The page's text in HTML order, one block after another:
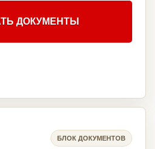
ДОКУМЕНТЫ
БЛОК ДОКУМЕНТОВ